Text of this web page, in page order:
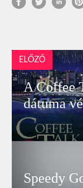
ELŐZŐ
A Coffee
dátuma
Speedy